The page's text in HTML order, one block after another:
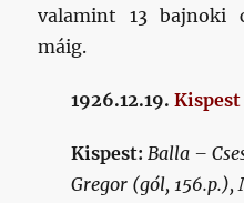
valamint 13 bajnoki
máig.
1926.12.19.Kispest
Kispest: Balla –
Gregor (gól, 156.p.),